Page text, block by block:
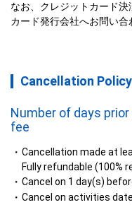
なお、クレジットカード決
カード発行会社へお問い合
Cancellation Policy
Number of days
fee
Cancellation made at
Fully refundable (100%
Cancel on 1 day(s)
Cancel on activities